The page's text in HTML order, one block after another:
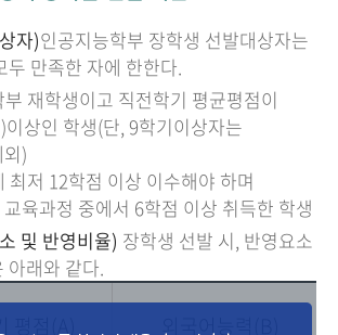
자)인공지능학부 장학생 선발대상자는
두 만족한 자에 한한다.
재학생이고 직전학기 평균평점이
상인 학생(단, 9학기이상자는
)
저 12학점 이상 이수해야 하며
육과정 중에서 6학점 이상 취득한 학생
및 반영비율) 장학생 선발 시, 반영요소
아래와 같다.
평점(A) 외국어능력(B)